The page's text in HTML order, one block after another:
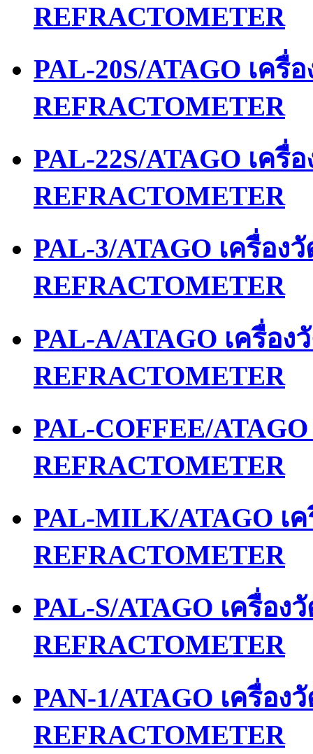
REFRACTOMETER
PAL-20S/ATAGO เครื่
REFRACTOMETER
PAL-22S/ATAGO เครื่
REFRACTOMETER
PAL-3/ATAGO เครื่อ
REFRACTOMETER
PAL-A/ATAGO เครื่อ
REFRACTOMETER
PAL-COFFEE/
REFRACTOMETER
PAL-MILK/ATAGO เ
REFRACTOMETER
PAL-S/ATAGO เครื่อ
REFRACTOMETER
PAN-1/ATAGO เครื่อ
REFRACTOMETER